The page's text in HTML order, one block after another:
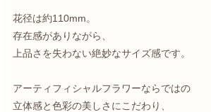
花径は約110mm。
存在感がありながら、
上品さを失わない絶妙なサイズ感です。
アーティフィシャルフラワーならではの
立体感と色彩の美しさにこだわり、